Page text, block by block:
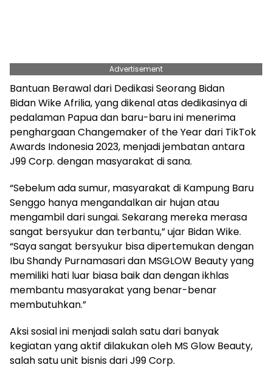
Advertisement
Bantuan Berawal dari Dedikasi Seorang Bidan
Bidan Wike Afrilia, yang dikenal atas dedikasinya di
pedalaman Papua dan baru-baru ini menerima
penghargaan Changemaker of the Year dari TikTok
Awards Indonesia 2023, menjadi jembatan antara
J99 Corp. dengan masyarakat di sana.
“Sebelum ada sumur, masyarakat di Kampung Baru
Senggo hanya mengandalkan air hujan atau
mengambil dari sungai. Sekarang mereka merasa
sangat bersyukur dan terbantu,” ujar Bidan Wike.
“Saya sangat bersyukur bisa dipertemukan dengan
Ibu Shandy Purnamasari dan MSGLOW Beauty yang
memiliki hati luar biasa baik dan dengan ikhlas
membantu masyarakat yang benar-benar
membutuhkan.”
Aksi sosial ini menjadi salah satu dari banyak
kegiatan yang aktif dilakukan oleh MS Glow Beauty,
salah satu unit bisnis dari J99 Corp.